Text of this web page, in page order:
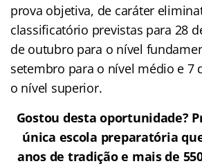
prova objetiva, de caráter
classificatório previstas para 28
de outubro para o nível
setembro para o nível médio e 7
o nível superior.
Gostou desta oportunidade?
única escola preparatória
anos de tradição e mais de